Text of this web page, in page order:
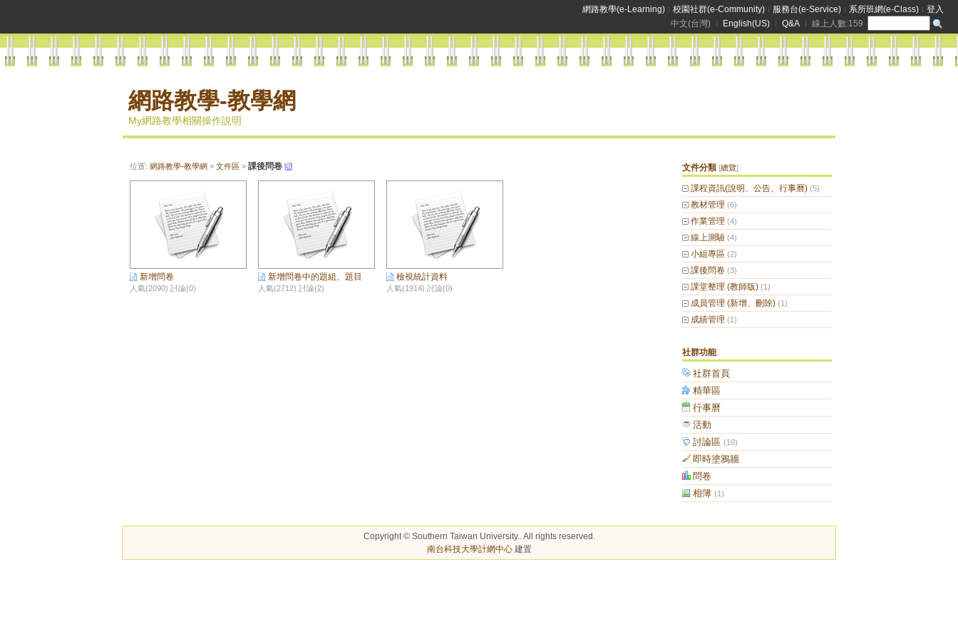
網路教學(e-Learning) 校園社群(e-Community) 服務台(e-Service) 系所班網(e-Class)
登入
中文(台灣)
English(US) Q&A 線上人數:159
網路教學-教學網
My網路教學相關操作說明
文件分類 [總覽]
課程資訊(說明、公告、行事曆) (5)
教材管理 (6)
作業管理 (4)
線上測驗 (4)
小組專區 (2)
課後問卷 (3)
課堂整理 (教師版) (1)
成員管理 (新增、刪除) (1)
成績管理 (1)
社群功能
社群首頁
精華區
行事曆
活動
討論區 (10)
即時塗鴉牆
問卷
相簿 (1)
位置: 網路教學-教學網 > 文件區 > 課後問卷
新增問卷
人氣(2090) 討論(0)
新增問卷中的題組、題目
人氣(2712) 討論(2)
檢視統計資料
人氣(1914) 討論(0)
Copyright © Southern Taiwan University.. All rights reserved.
南台科技大學計網中心建置